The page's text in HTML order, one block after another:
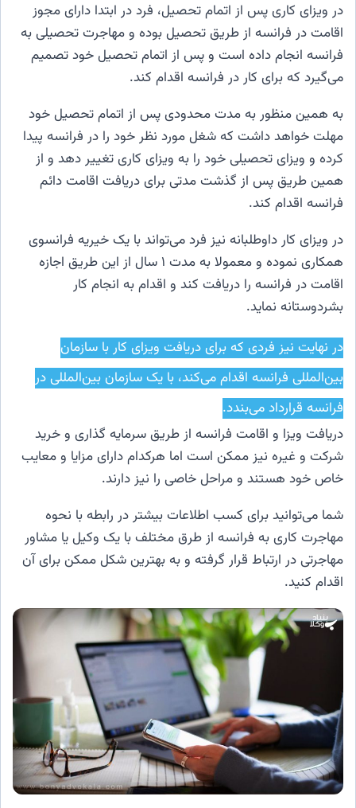
در ویزای کاری پس از اتمام تحصیل، فرد در ابتدا دارای مجوز
اقامت در فرانسه از طریق تحصیل بوده و مهاجرت تحصیلی به
فرانسه انجام داده است و پس از اتمام تحصیل خود تصمیم
می‌گیرد که برای کار در فرانسه اقدام کند.
به همین منظور به مدت محدودی پس از اتمام تحصیل خود
مهلت خواهد داشت که شغل مورد نظر خود را در فرانسه پیدا
کرده و ویزای تحصیلی خود را به ویزای کاری تغییر دهد و از
همین طریق پس از گذشت مدتی برای دریافت اقامت دائم
فرانسه اقدام کند.
در ویزای کار داوطلبانه نیز فرد می‌تواند با یک خیریه فرانسوی
همکاری نموده و معمولا به مدت ۱ سال از این طریق اجازه
اقامت در فرانسه را دریافت کند و اقدام به انجام کار
بشردوستانه نماید.
در نهایت نیز فردی که برای دریافت ویزای کار با سازمان
بین‌المللی فرانسه اقدام می‌کند، با یک سازمان بین‌المللی در
فرانسه قرارداد می‌بندد.
دریافت ویزا و اقامت فرانسه از طریق سرمایه گذاری و خرید
شرکت و غیره نیز ممکن است اما هرکدام دارای مزایا و معایب
خاص خود هستند و مراحل خاصی را نیز دارند.
شما می‌توانید برای کسب اطلاعات بیشتر در رابطه با نحوه
مهاجرت کاری به فرانسه از طرق مختلف با یک وکیل یا مشاور
مهاجرتی در ارتباط قرار گرفته و به بهترین شکل ممکن برای آن
اقدام کنید.